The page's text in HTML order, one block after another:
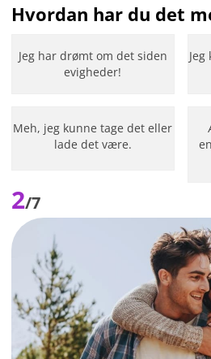
Hvordan har du det
Jeg har drømt om det siden
evigheder!
Meh, jeg kunne tage det eller
lade det være.
2/7